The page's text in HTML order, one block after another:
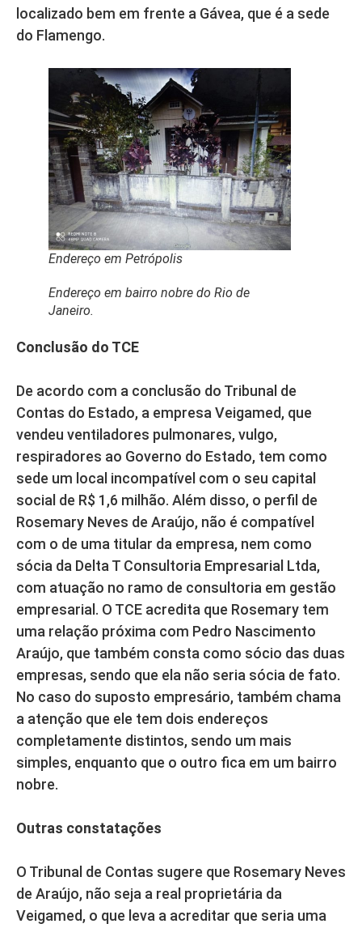
localizado bem em frente a Gávea, que é a sede
do Flamengo.
Endereço em Petrópolis
Endereço em bairro nobre do Rio de
Janeiro.
Conclusão do TCE
De acordo com a conclusão do Tribunal de
Contas do Estado, a empresa Veigamed, que
vendeu ventiladores pulmonares, vulgo,
respiradores ao Governo do Estado, tem como
sede um local incompatível com o seu capital
social de R$ 1,6 milhão. Além disso, o perfil de
Rosemary Neves de Araújo, não é compatível
com o de uma titular da empresa, nem como
sócia da Delta T Consultoria Empresarial Ltda,
com atuação no ramo de consultoria em gestão
empresarial. O TCE acredita que Rosemary tem
uma relação próxima com Pedro Nascimento
Araújo, que também consta como sócio das duas
empresas, sendo que ela não seria sócia de fato.
No caso do suposto empresário, também chama
a atenção que ele tem dois endereços
completamente distintos, sendo um mais
simples, enquanto que o outro fica em um bairro
nobre.
Outras constatações
O Tribunal de Contas sugere que Rosemary Neves
de Araújo, não seja a real proprietária da
Veigamed, o que leva a acreditar que seria uma